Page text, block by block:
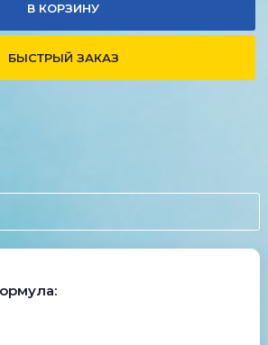
В КОРЗИНУ
БЫСТРЫЙ ЗАКАЗ